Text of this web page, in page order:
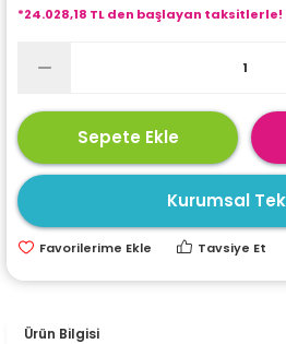
Ürünleri
*24.028,18 TL den başlayan taksitlerle!
Sepete Ekle
Kurumsal
Tavsiye Et
Ürün Bilgisi